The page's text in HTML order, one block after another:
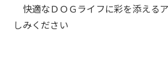
快適なＤＯＧライフに彩を添える
しみくださ い